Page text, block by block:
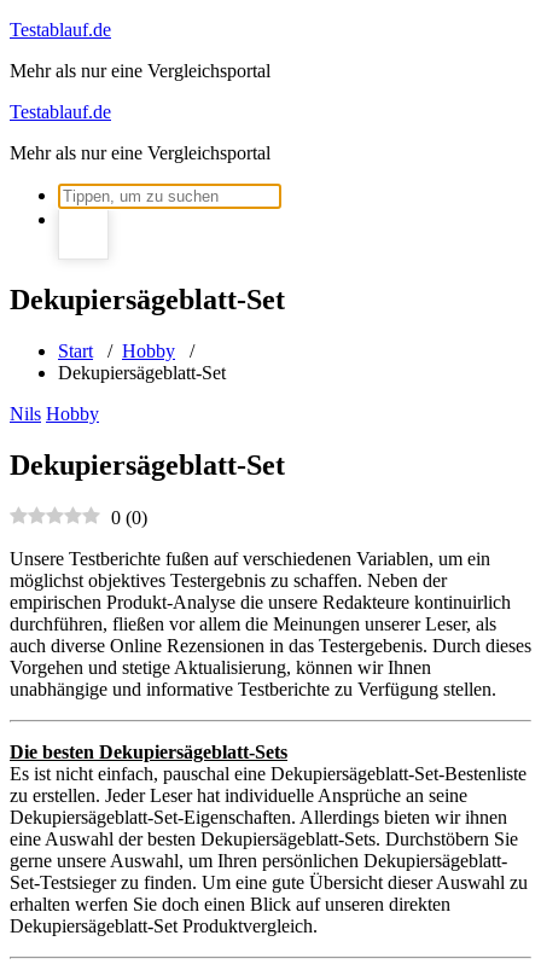
Zum
springen
Testablauf.de
Mehr als nur eine Vergleichsportal
Testablauf.de
Mehr als nur eine Vergleichsportal
Suchen
nach:
Dekupiersägeblatt-Set
Start / Hobby /
Dekupiersägeblatt-Set
Nils Hobby
Dekupiersägeblatt-Set
0 (0)
Unsere Testberichte fußen auf verschiedenen Variablen, um ein
möglichst objektives Testergebnis zu schaffen. Neben der
empirischen Produkt-Analyse die unsere Redakteure kontinuirlich
durchführen, fließen vor allem die Meinungen unserer Leser, als
auch diverse Online Rezensionen in das Testergebenis. Durch dieses
Vorgehen und stetige Aktualisierung, können wir Ihnen
unabhängige und informative Testberichte zu Verfügung stellen.
Die besten Dekupiersägeblatt-Sets
Es ist nicht einfach, pauschal eine Dekupiersägeblatt-Set-Bestenliste
zu erstellen. Jeder Leser hat individuelle Ansprüche an seine
Dekupiersägeblatt-Set-Eigenschaften. Allerdings bieten wir ihnen
eine Auswahl der besten Dekupiersägeblatt-Sets. Durchstöbern Sie
gerne unsere Auswahl, um Ihren persönlichen Dekupiersägeblatt-
Set-Testsieger zu finden. Um eine gute Übersicht dieser Auswahl zu
erhalten werfen Sie doch einen Blick auf unseren direkten
Dekupiersägeblatt-Set Produktvergleich.